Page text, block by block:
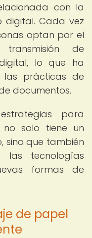
con la
digital. Cada vez
optan por el
de
lo que ha
prácticas de
documentos.
para
solo tiene un
sino que también
tecnologías
formas de
de papel